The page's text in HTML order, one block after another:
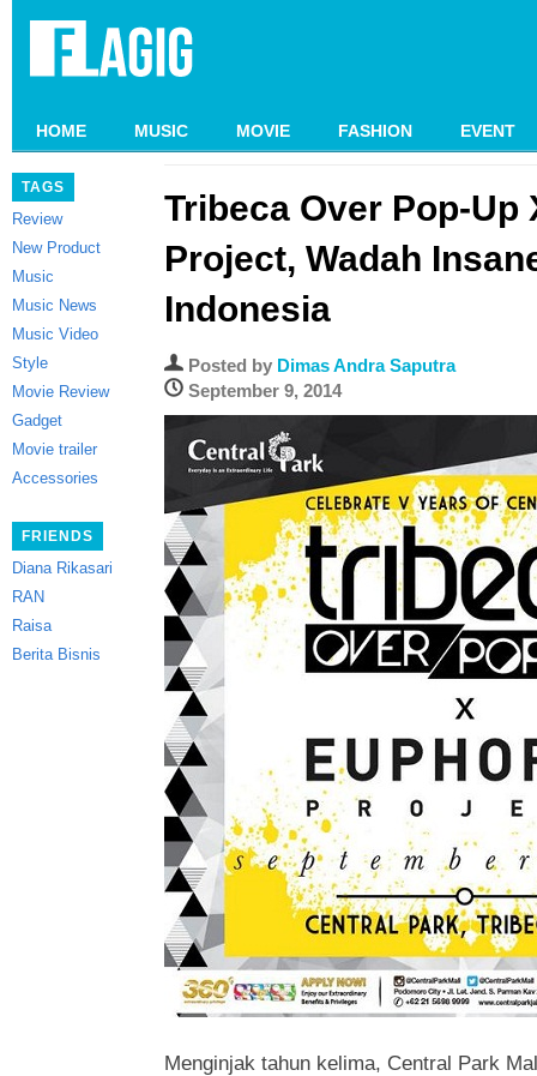
HOME MUSIC MOVIE FASHION EVENT
TAGS
Review
New Product
Music
Music News
Music Video
Style
Movie Review
Gadget
Movie trailer
Accessories
FRIENDS
Diana Rikasari
RAN
Raisa
Berita Bisnis
Tribeca Over Pop-Up
Project, Wadah
Indonesia
Posted by Dimas Andra Saputra
September 9, 2014
Menginjak tahun kelima, Central Park